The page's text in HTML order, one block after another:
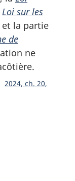
Loi sur les
et la partie
de
ne
2024, ch. 20,